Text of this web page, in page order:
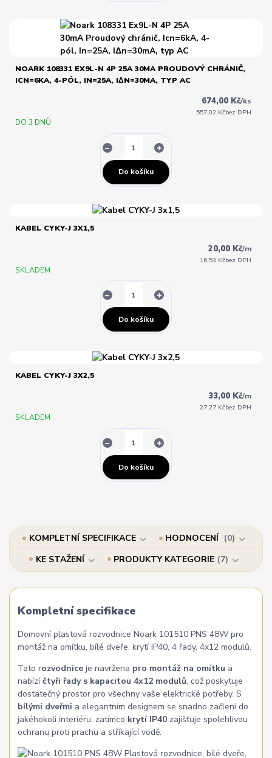
NOARK 108331 EX9L-N 4P 25A 30MA PROUDOVÝ CHRÁNIČ,
ICN=6KA, 4-PÓL, IN=25A, IΔN=30MA, TYP AC
674,00 Kč/ks
557,02 Kčbez DPH
DO 3 DNŮ
Do košíku
KABEL CYKY-J 3X1,5
20,00 Kč/m
16,53 Kčbez DPH
SKLADEM
Do košíku
KABEL CYKY-J 3X2,5
33,00 Kč/m
27,27 Kčbez DPH
SKLADEM
Do košíku
KOMPLETNÍ SPECIFIKACE HODNOCENÍ
0
KE STAŽENÍ
PRODUKTY KATEGORIE 7
Kompletní specifikace
Domovní plastová rozvodnice Noark 101510 PNS 48W pro
montáž na omítku, bílé dveře, krytí IP40, 4 řady, 4x12 modulů.
Tato rozvodnice je navržena pro montáž na omítku a
nabízíčtyři řady s kapacitou 4x12 modulů, což poskytuje
dostatečný prostor pro všechny vaše elektrické potřeby. S
bílými dveřmi a elegantním designem se snadno začlení do
jakéhokoli interiéru, zatímco krytí IP40 zajišťuje spolehlivou
ochranu proti prachu a stříkající vodě.